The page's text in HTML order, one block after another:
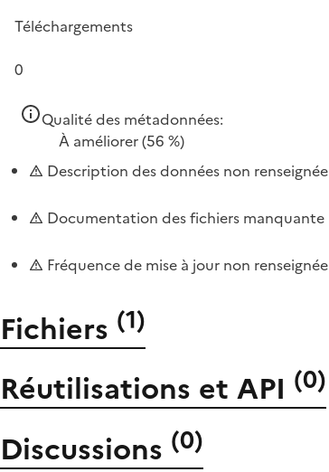
Téléchargements
0
Qualité des métadonnées:
À améliorer(56 %)
Description des données non renseignée
Documentation des fichiers manquante
Fréquence de mise à jour non renseignée
Fichiers (1)
Réutilisations et API (0)
Discussions (0)